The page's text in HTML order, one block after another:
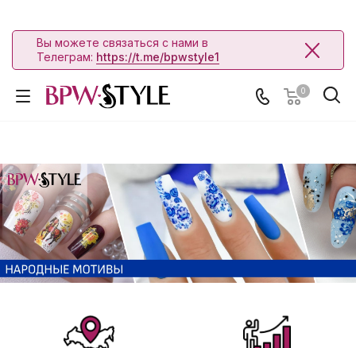
Вы можете связаться с нами в
Телеграм: https://t.me/bpwstyle1
0